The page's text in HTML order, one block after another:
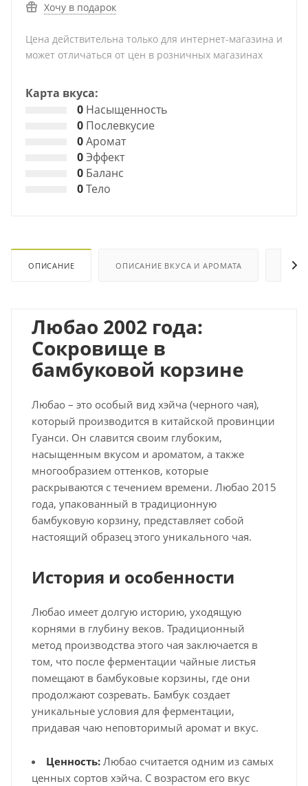
Хочу в подарок
Цена действительна только для интернет-магазина и
может отличаться от цен в розничных магазинах
Карта вкуса:
0 Насыщенность
0 Послевкусие
0Аромат
0Эффект
0 Баланс
0Тело
ОПИСАНИЕ ОПИСАНИЕ ВКУСА И АРОМАТА
Любао 2002 года:
Сокровище в
бамбуковой корзине
Любао – это особый вид хэйча (черного чая),
который производится в китайской провинции
Гуанси. Он славится своим глубоким,
насыщенным вкусом и ароматом, а также
многообразием оттенков, которые
раскрываются с течением времени. Любао 2015
года, упакованный в традиционную
бамбуковую корзину, представляет собой
настоящий образец этого уникального чая.
История и особенности
Любао имеет долгую историю, уходящую
корнями в глубину веков. Традиционный
метод производства этого чая заключается в
том, что после ферментации чайные листья
помещают в бамбуковые корзины, где они
продолжают созревать. Бамбук создает
уникальные условия для ферментации,
придавая чаю неповторимый аромат и вкус.
Ценность: Любао считается одним из самых
ценных сортов хэйча. С возрастом его вкус